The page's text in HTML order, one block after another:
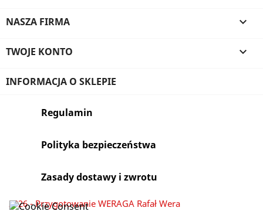
NASZA FIRMA 
TWOJE KONTO 
INFORMACJA O SKLEPIE
Regulamin
Polityka bezpieczeństwa
Zasady dostawy i zwrotu
2026 - Przygotowanie WERAGA Rafał Wera